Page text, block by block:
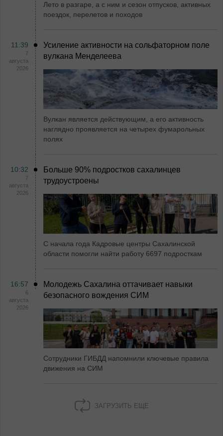
Лето в разгаре, а с ним и сезон отпусков, активных
поездок, перелетов и походов
11:39
7
августа
2026
Усиление активности на сольфаторном поле
вулкана Менделеева
Вулкан является действующим, а его активность
наглядно проявляется на четырех фумарольных
полях
10:32
7
августа
2026
Больше 90% подростков сахалинцев
трудоустроены
С начала года Кадровые центры Сахалинской
области помогли найти работу 6697 подросткам
16:57
6
августа
2026
Молодежь Сахалина оттачивает навыки
безопасного вождения СИМ
Сотрудники ГИБДД напомнили ключевые правила
движения на СИМ
ЗАГРУЗИТЬ ЕЩЕ